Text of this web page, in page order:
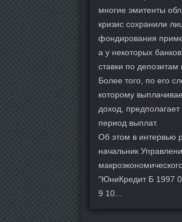
многие эмитенты
кризис сохранили
фондирования
а у некоторых
ставки по депозитам
Более того, по его
которому
доход,
период выплат.
Об этом в интервью
начальник
"ЮниКредит Б 1997
9 10...